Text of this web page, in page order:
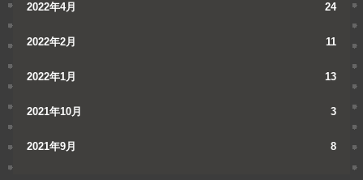
2022年4月 24
2022年2月 11
2022年1月 13
2021年10月 3
2021年9月 8